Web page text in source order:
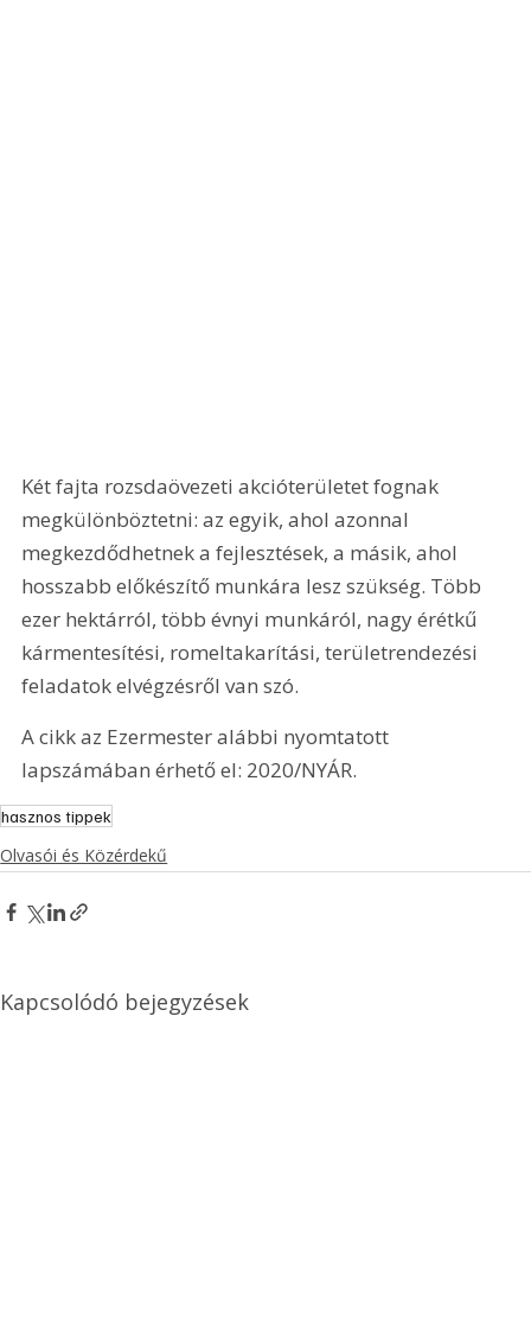
Két fajta rozsdaövezeti akcióterületet fognak
megkülönböztetni: az egyik, ahol azonnal
megkezdődhetnek a fejlesztések, a másik, ahol
hosszabb előkészítő munkára lesz szükség. Több
ezer hektárról, több évnyi munkáról, nagy érétkű
kármentesítési, romeltakarítási, területrendezési
feladatok elvégzésről van szó.
A cikk az Ezermester alábbi nyomtatott
lapszámában érhető el: 2020/NYÁR.
hasznos tippek
Olvasói és Közérdekű
Kapcsolódó bejegyzések